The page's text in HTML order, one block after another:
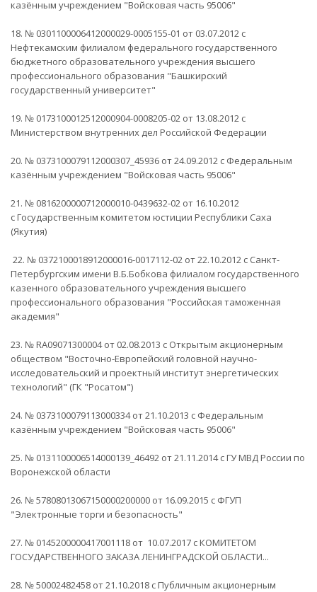
казённым учреждением "Войсковая часть 95006"
18. № 0301100006412000029-0005155-01 от 03.07.2012 с
Нефтекамским филиалом федерального государственного
бюджетного образовательного учреждения высшего
профессионального образования "Башкирский
государственный университет"
19. № 0173100012512000904-0008205-02 от 13.08.2012 с
Министерством внутренних дел Российской Федерации
20. № 0373100079112000307_45936 от 24.09.2012 с Федеральным
казённым учреждением "Войсковая часть 95006"
21. № 0816200000712000010-0439632-02 от 16.10.2012
с Государственным комитетом юстиции Республики Саха
(Якутия)
22. № 0372100018912000016-0017112-02 от 22.10.2012 с Санкт-
Петербургским имени В.Б.Бобкова филиалом государственного
казенного образовательного учреждения высшего
профессионального образования "Российская таможенная
академия"
23. № RA09071300004 от 02.08.2013 с Открытым акционерным
обществом "Восточно-Европейский головной научно-
исследовательский и проектный институт энергетических
технологий" (ГК "Росатом")
24. № 0373100079113000334 от 21.10.2013 с Федеральным
казённым учреждением "Войсковая часть 95006"
25. № 0131100006514000139_46492 от 21.11.2014 с ГУ МВД России по
Воронежской области
26. № 57808013067150000200000 от 16.09.2015 с ФГУП
"Электронные торги и безопасность"
27. № 0145200000417001118 от 10.07.2017 с КОМИТЕТОМ
ГОСУДАРСТВЕННОГО ЗАКАЗА ЛЕНИНГРАДСКОЙ ОБЛАСТИ...
28. № 50002482458 от 21.10.2018 с Публичным акционерным